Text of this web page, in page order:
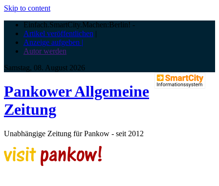
Skip to content
Einfach.SmartCity.Machen:Berlin! -
Artikel veröffentlichen |
Anzeige aufgeben |
Autor werden
Samstag, 08. August 2026
Pankower Allgemeine
Zeitung
Unabhängige Zeitung für Pankow - seit 2012